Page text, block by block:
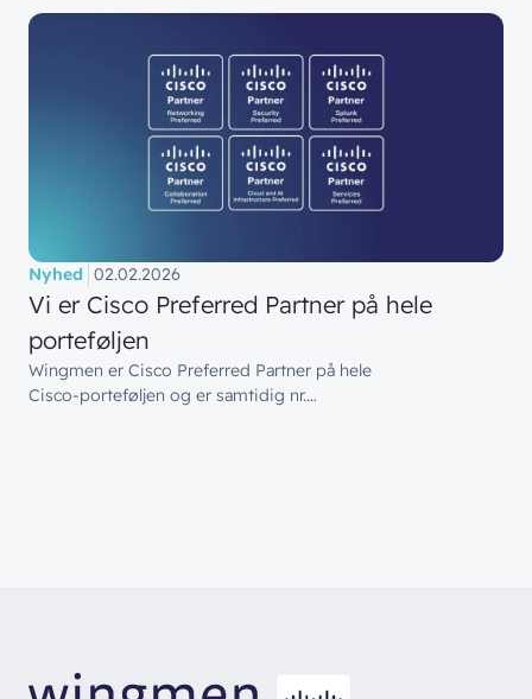
Nyhed 02.02.2026
Vi er Cisco Preferred Partner på hele
porteføljen
Wingmen er Cisco Preferred Partner på hele
Cisco‑porteføljen og er samtidig nr.…